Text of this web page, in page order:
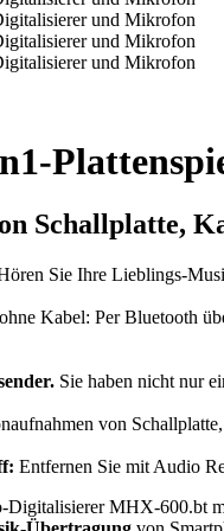
Schallplatte,
Sie Ihre Lieblings-
Kabel: Per Bluetooth
Sie haben nicht nur
von
Entfernen Sie mit Audio
Digitalisierer MHX-600.bt